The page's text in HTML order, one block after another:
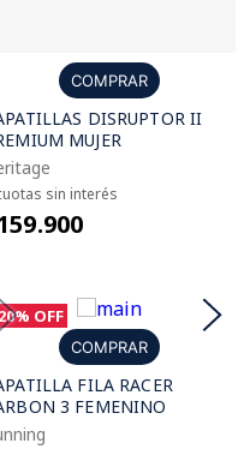
COMPRAR
DISRUPTOR II
MUJER
sin interés
20% OFF
COMPRAR
FILA RACER
3 FEMENINO